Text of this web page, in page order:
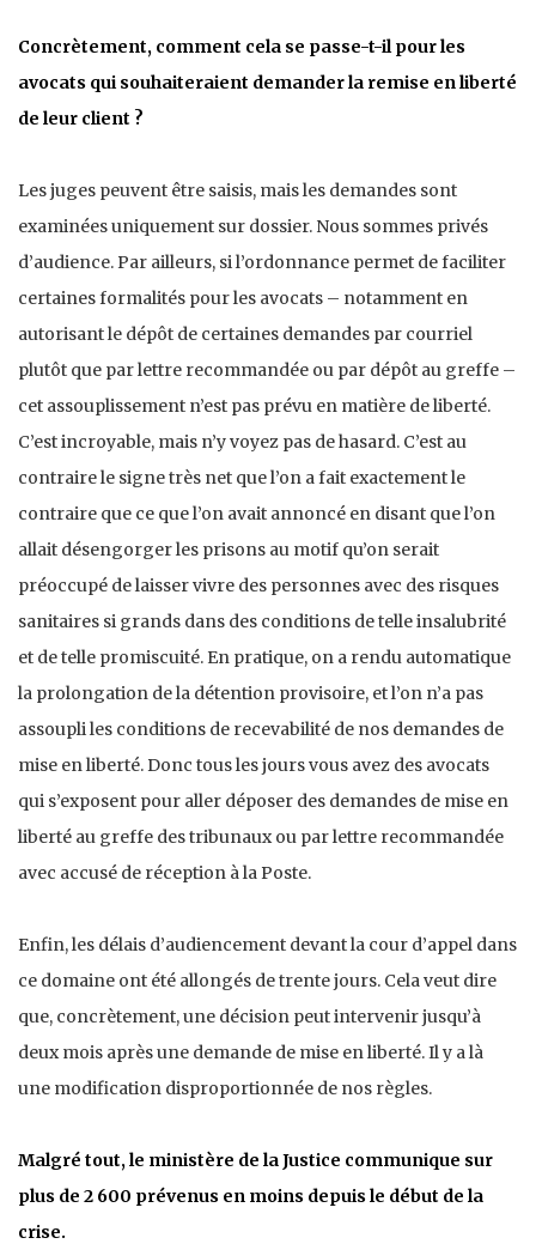
Concrètement, comment cela se passe-t-il pour les
avocats qui souhaiteraient demander la remise en liberté
de leur client ?
Les juges peuvent être saisis, mais les demandes sont
examinées uniquement sur dossier. Nous sommes privés
d’audience. Par ailleurs, si l’ordonnance permet de faciliter
certaines formalités pour les avocats – notamment en
autorisant le dépôt de certaines demandes par courriel
plutôt que par lettre recommandée ou par dépôt au greffe –
cet assouplissement n’est pas prévu en matière de liberté.
C’est incroyable, mais n’y voyez pas de hasard. C’est au
contraire le signe très net que l’on a fait exactement le
contraire que ce que l’on avait annoncé en disant que l’on
allait désengorger les prisons au motif qu’on serait
préoccupé de laisser vivre des personnes avec des risques
sanitaires si grands dans des conditions de telle insalubrité
et de telle promiscuité. En pratique, on a rendu automatique
la prolongation de la détention provisoire, et l’on n’a pas
assoupli les conditions de recevabilité de nos demandes de
mise en liberté. Donc tous les jours vous avez des avocats
qui s’exposent pour aller déposer des demandes de mise en
liberté au greffe des tribunaux ou par lettre recommandée
avec accusé de réception à la Poste.
Enfin, les délais d’audiencement devant la cour d’appel dans
ce domaine ont été allongés de trente jours. Cela veut dire
que, concrètement, une décision peut intervenir jusqu’à
deux mois après une demande de mise en liberté. Il y a là
une modification disproportionnée de nos règles.
Malgré tout, le ministère de la Justice communique sur
plus de 2 600 prévenus en moins depuis le début de la
crise.